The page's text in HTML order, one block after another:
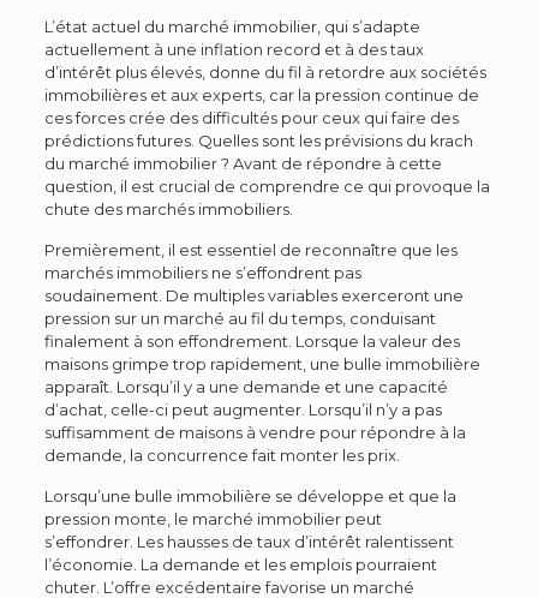
L’état actuel du marché immobilier, qui s’adapte
actuellement à une inflation record et à des taux
d’intérêt plus élevés, donne du fil à retordre aux sociétés
immobilières et aux experts, car la pression continue de
ces forces crée des difficultés pour ceux qui faire des
prédictions futures. Quelles sont les prévisions du krach
du marché immobilier ? Avant de répondre à cette
question, il est crucial de comprendre ce qui provoque la
chute des marchés immobiliers.
Premièrement, il est essentiel de reconnaître que les
marchés immobiliers ne s’effondrent pas
soudainement. De multiples variables exerceront une
pression sur un marché au fil du temps, conduisant
finalement à son effondrement. Lorsque la valeur des
maisons grimpe trop rapidement, une bulle immobilière
apparaît. Lorsqu’il y a une demande et une capacité
d’achat, celle-ci peut augmenter. Lorsqu’il n’y a pas
suffisamment de maisons à vendre pour répondre à la
demande, la concurrence fait monter les prix.
Lorsqu’une bulle immobilière se développe et que la
pression monte, le marché immobilier peut
s’effondrer. Les hausses de taux d’intérêt ralentissent
l’économie. La demande et les emplois pourraient
chuter. L’offre excédentaire favorise un marché